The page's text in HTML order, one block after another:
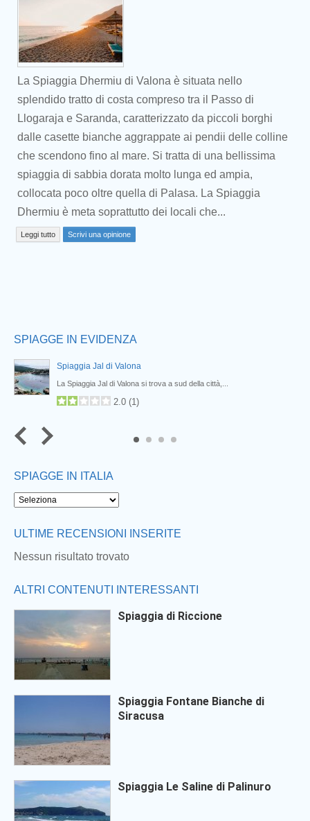
La Spiaggia Dhermiu di Valona è situata nello
splendido tratto di costa compreso tra il Passo di
Llogaraja e Saranda, caratterizzato da piccoli borghi
dalle casette bianche aggrappate ai pendii delle colline
che scendono fino al mare. Si tratta di una bellissima
spiaggia di sabbia dorata molto lunga ed ampia,
collocata poco oltre quella di Palasa. La Spiaggia
Dhermiu è meta soprattutto dei locali che...
Leggi tutto Scrivi una opinione
SPIAGGE IN EVIDENZA
Spiaggia Jal di Valona
La Spiaggia Jal di Valona si trova a sud della città,...
2.0 (1)
SPIAGGE IN ITALIA
ULTIME RECENSIONI INSERITE
Nessun risultato trovato
ALTRI CONTENUTI INTERESSANTI
Spiaggia di Riccione
Spiaggia Fontane Bianche di
Siracusa
Spiaggia Le Saline di Palinuro